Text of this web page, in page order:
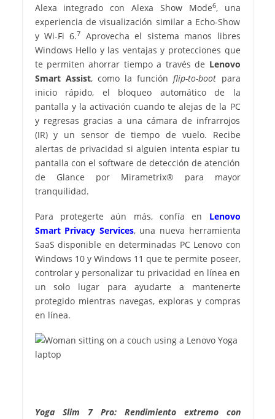
Alexa integrado con Alexa Show Mode6, una
experiencia de visualización similar a Echo-Show
y Wi-Fi 6.7
Aprovecha el sistema manos libres
Windows Hello y las ventajas y protecciones que
te permiten ahorrar tiempo a través de Lenovo
Smart Assist, como la funciónflip-to-boot para
inicio rápido, el bloqueo automático de la
pantalla y la activación cuando te alejas de la PC
y regresas gracias a una cámara de infrarrojos
(IR) y un sensor de tiempo de vuelo. Recibe
alertas de privacidad si alguien intenta espiar tu
pantalla con el software de detección de atención
de Glance por Mirametrix® para mayor
tranquilidad.
Para protegerte aún más, confía en
Lenovo
Smart Privacy Services, una nueva herramienta
SaaS disponible en determinadas PC Lenovo con
Windows 10 y Windows 11 que te permite poseer,
controlar y personalizar tu privacidad en línea en
un solo lugar para ayudarte a mantenerte
protegido mientras navegas, exploras y compras
en línea.
Yoga Slim 7 Pro: Rendimiento extremo con